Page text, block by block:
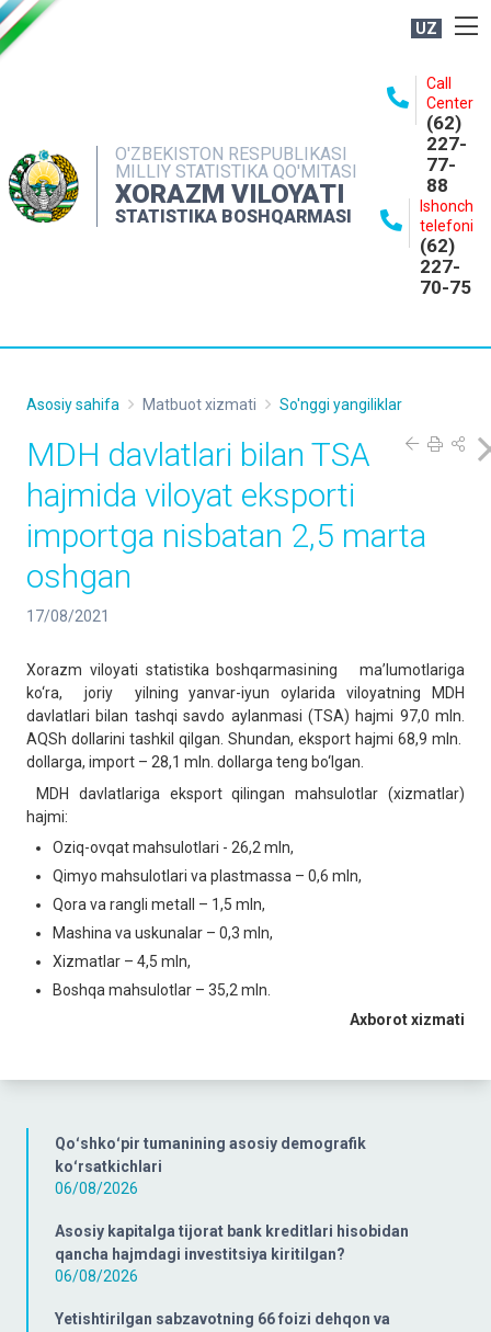
UZ
O'ZBEKISTON RESPUBLIKASI
MILLIY STATISTIKA QO'MITASI
XORAZM VILOYATI
STATISTIKA BOSHQARMASI
Call
Center
(62)
227-
77-
88
Ishonch
telefoni
(62)
227-
70-75
NASHRLAR
INTERAKTIV XIZMATLAR
MATBUOT XIZMATI
Qoʻshkoʻpir tumanining asosiy demografik
koʻrsatkichlari
06/08/2026
Asosiy kapitalga tijorat bank kreditlari hisobidan
qancha hajmdagi investitsiya kiritilgan?
06/08/2026
Yetishtirilgan sabzavotning 66 foizi dehqon va
Asosiy sahifa Matbuot xizmati So'nggi yangiliklar
MDH davlatlari bilan TSA
hajmida viloyat eksporti
importga nisbatan 2,5 marta
oshgan
17/08/2021
Xorazm viloyati statistika boshqarmasining ma’lumotlariga
ko‘ra, joriy yilning yanvar-iyun oylarida viloyatning MDH
davlatlari bilan tashqi savdo aylanmasi (TSA) hajmi 97,0 mln.
AQSh dollarini tashkil qilgan. Shundan, eksport hajmi 68,9 mln.
dollarga, import – 28,1 mln. dollarga teng bo‘lgan.
MDH davlatlariga eksport qilingan mahsulotlar (xizmatlar)
hajmi:
Oziq-ovqat mahsulotlari - 26,2 mln,
Qimyo mahsulotlari va plastmassa – 0,6 mln,
Qora va rangli metall – 1,5 mln,
Mashina va uskunalar – 0,3 mln,
Xizmatlar – 4,5 mln,
Boshqa mahsulotlar – 35,2 mln.
Axborot xizmati